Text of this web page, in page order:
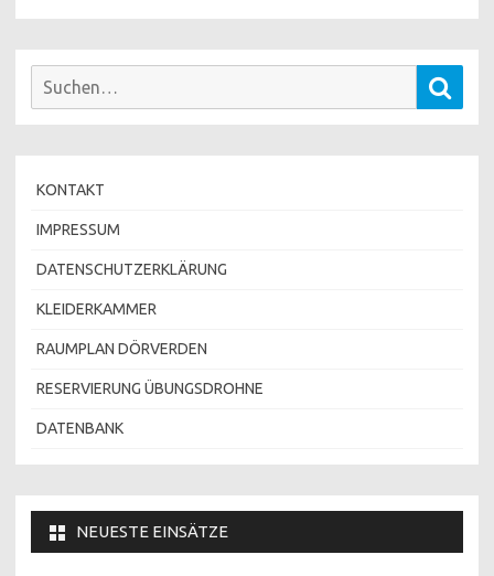
Suchen
KONTAKT
IMPRESSUM
DATENSCHUTZERKLÄRUNG
KLEIDERKAMMER
RAUMPLAN DÖRVERDEN
RESERVIERUNG ÜBUNGSDROHNE
DATENBANK
NEUESTE EINSÄTZE